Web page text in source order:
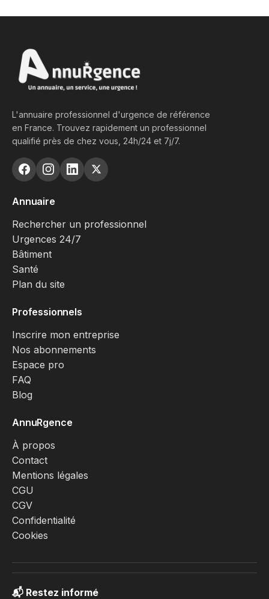
L'annuaire professionnel d'urgence de référence
en France. Trouvez rapidement un professionnel
qualifié près de chez vous, 24h/24 et 7j/7.
Annuaire
Rechercher un professionnel
Urgences 24/7
Bâtiment
Santé
Plan du site
Professionnels
Inscrire mon entreprise
Nos abonnements
Espace pro
FAQ
Blog
AnnuRgence
À propos
Contact
Mentions légales
CGU
CGV
Confidentialité
Cookies
📬 Restez informé